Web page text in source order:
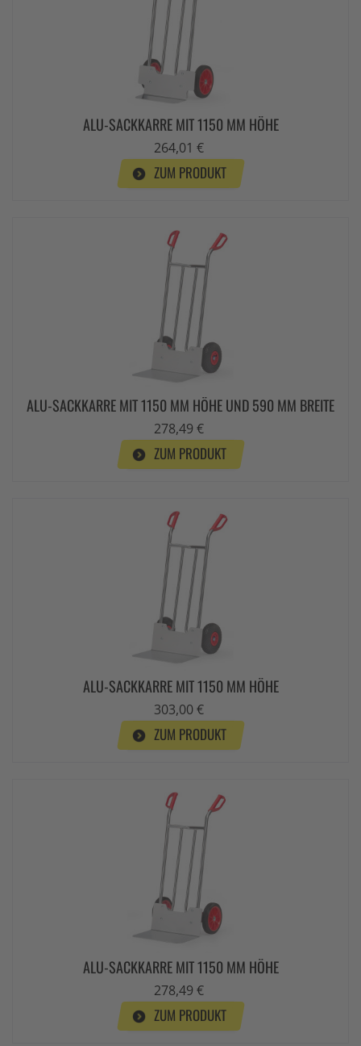
ALU-SACKKARRE MIT 1150 MM HÖHE
264,01 €
ZUM PRODUKT
ALU-SACKKARRE MIT 1150 MM HÖHE UND 590 MM BREITE
278,49 €
ZUM PRODUKT
ALU-SACKKARRE MIT 1150 MM HÖHE
303,00 €
ZUM PRODUKT
ALU-SACKKARRE MIT 1150 MM HÖHE
278,49 €
ZUM PRODUKT